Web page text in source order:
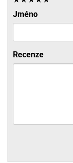
Jméno
Recenze